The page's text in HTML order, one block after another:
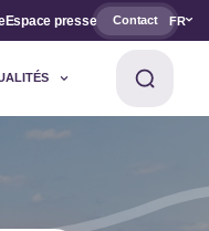
Espace presse Contact FR